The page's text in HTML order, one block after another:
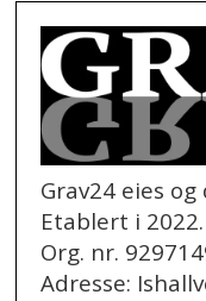
Grav24 eies og
Etablert i 2022.
Org. nr.
Adresse: